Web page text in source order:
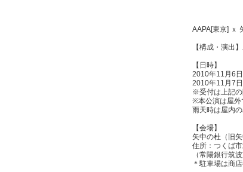
AAPA[東京] ｘ
【構成・演出
【日時】
2010年11月6
2010年11月7
※受付は上記
※本公演は屋外
雨天時は屋内
【会場】
矢中の杜（旧矢
住所：つくば
（常陽銀行筑
＊駐車場は商